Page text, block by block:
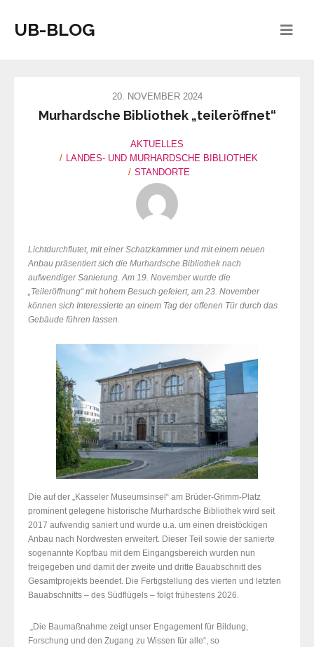
UB-BLOG
20. NOVEMBER 2024
Murhardsche Bibliothek „teileröffnet“
AKTUELLES
LANDES- UND MURHARDSCHE BIBLIOTHEK
STANDORTE
Lichtdurchflutet, mit einer Schatzkammer und mit einem neuen
Anbau präsentiert sich die Murhardsche Bibliothek nach
aufwendiger Sanierung. Am 19. November wurde die
„Teileröffnung“ mit hohem Besuch gefeiert, am 23. November
können sich Interessierte an einem Tag der offenen Tür durch das
Gebäude führen lassen.
Die auf der „Kasseler Museumsinsel“ am Brüder-Grimm-Platz
prominent gelegene historische Murhardsche Bibliothek wird seit
2017 aufwendig saniert und wurde u.a. um einen dreistöckigen
Anbau nach Nordwesten erweitert. Dieser Teil sowie der sanierte
sogenannte Kopfbau mit dem Eingangsbereich wurden nun
freigegeben und damit der zweite und dritte Bauabschnitt des
Gesamtprojekts beendet. Die Fertigstellung des vierten und letzten
Bauabschnitts – des Südflügels – folgt frühestens 2026.
„Die Baumaßnahme zeigt unser Engagement für Bildung,
Forschung und den Zugang zu Wissen für alle“, so